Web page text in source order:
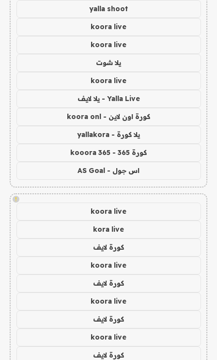
yalla shoot
koora live
koora live
يلا شوت
koora live
Yalla Live - يلا لايف
كورة اون لاين - koora onl
يلا كورة - yallakora
كورة 365 - kooora 365
اس جول - AS Goal
!
koora live
kora live
كورة لايف
koora live
كورة لايف
koora live
كورة لايف
koora live
كورة لايف